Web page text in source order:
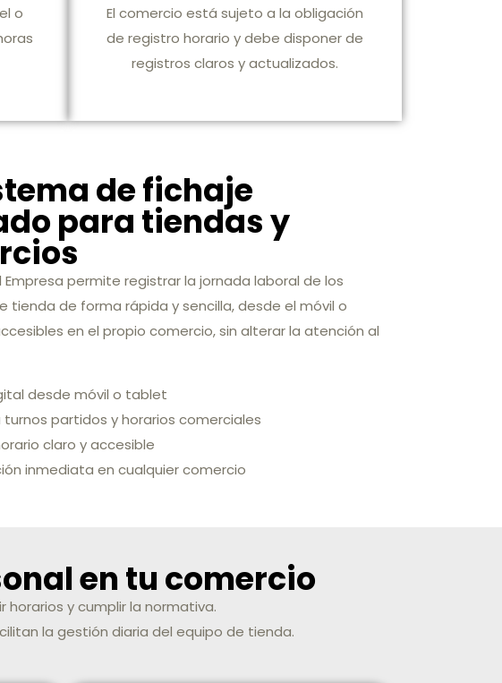
o
El comercio está sujeto a la obligación
de registro horario y debe disponer de
registros claros y actualizados.
de fichaje
para tiendas y
Empresa permite registrar la jornada laboral de los
tienda de forma rápida y sencilla, desde el móvil o
en el propio comercio, sin alterar la atención al
desde móvil o tablet
turnos partidos y horarios comerciales
claro y accesible
inmediata en cualquier comercio
en tu comercio
horarios y cumplir la normativa.
la gestión diaria del equipo de tienda.